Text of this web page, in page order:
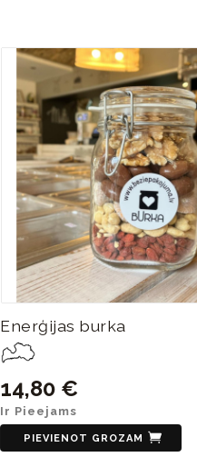
Enerģijas burka
14,80 €
Ir Pieejams
PIEVIENOT GROZAM